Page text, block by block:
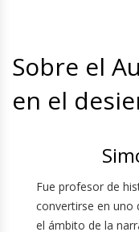
Sobre el
en el
Fue profesor de
convertirse en uno
el ámbito de la